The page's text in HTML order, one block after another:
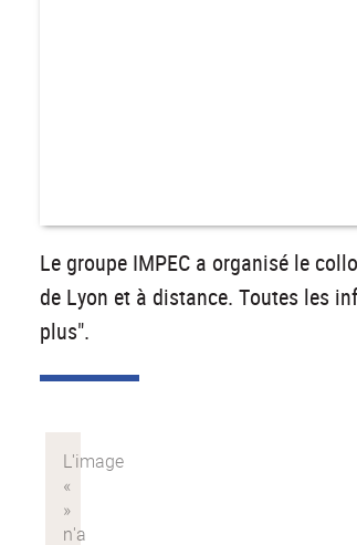
Le groupe IMPEC a organisé le
de Lyon et à distance. Toutes les
plus".